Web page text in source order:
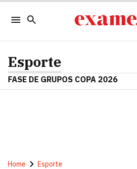
Esporte
FASE DE GRUPOS COPA 2026
Home Esporte